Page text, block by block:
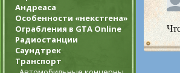
Андреаса
Особенности «некстгена»
Ограбления в GTA Online
Радиостанции
Саундтрек
Транспорт